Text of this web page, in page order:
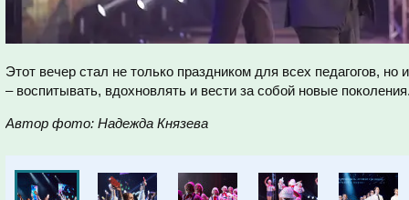
Этот вечер стал не только праздником для всех педагогов,
– воспитывать, вдохновлять и вести за собой новые
Автор фото: Надежда Князева